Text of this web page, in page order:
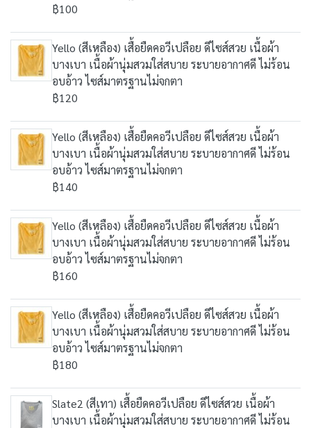
฿100
Yello (สีเหลือง) เสื้อยืดคอวีเปลือย ดีไซส์สวย เนื้อผ้า
บางเบา เนื้อผ้านุ่มสวมใส่สบาย ระบายอากาศดี ไม่ร้อน
อบอ้าว ไซส์มาตรฐานไม่จกตา
฿120
Yello (สีเหลือง) เสื้อยืดคอวีเปลือย ดีไซส์สวย เนื้อผ้า
บางเบา เนื้อผ้านุ่มสวมใส่สบาย ระบายอากาศดี ไม่ร้อน
อบอ้าว ไซส์มาตรฐานไม่จกตา
฿140
Yello (สีเหลือง) เสื้อยืดคอวีเปลือย ดีไซส์สวย เนื้อผ้า
บางเบา เนื้อผ้านุ่มสวมใส่สบาย ระบายอากาศดี ไม่ร้อน
อบอ้าว ไซส์มาตรฐานไม่จกตา
฿160
Yello (สีเหลือง) เสื้อยืดคอวีเปลือย ดีไซส์สวย เนื้อผ้า
บางเบา เนื้อผ้านุ่มสวมใส่สบาย ระบายอากาศดี ไม่ร้อน
อบอ้าว ไซส์มาตรฐานไม่จกตา
฿180
Slate2 (สีเทา) เสื้อยืดคอวีเปลือย ดีไซส์สวย เนื้อผ้า
บางเบา เนื้อผ้านุ่มสวมใส่สบาย ระบายอากาศดี ไม่ร้อน